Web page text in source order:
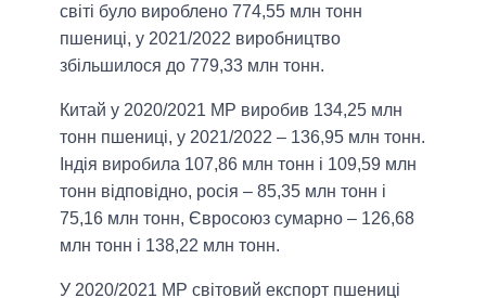
світі було вироблено 774,55 млн тонн
пшениці, у 2021/2022 виробництво
збільшилося до 779,33 млн тонн.
Китай у 2020/2021 МР виробив 134,25 млн
тонн пшениці, у 2021/2022 – 136,95 млн тонн.
Індія виробила 107,86 млн тонн і 109,59 млн
тонн відповідно, росія – 85,35 млн тонн і
75,16 млн тонн, Євросоюз сумарно – 126,68
млн тонн і 138,22 млн тонн.
У 2020/2021 МР світовий експорт пшениці